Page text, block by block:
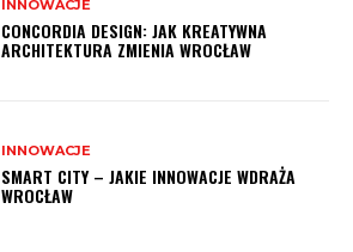
INNOWACJE
CONCORDIA DESIGN: JAK KREATYWNA
ARCHITEKTURA ZMIENIA WROCŁAW
INNOWACJE
SMART CITY – JAKIE INNOWACJE WDRAŻA
WROCŁAW